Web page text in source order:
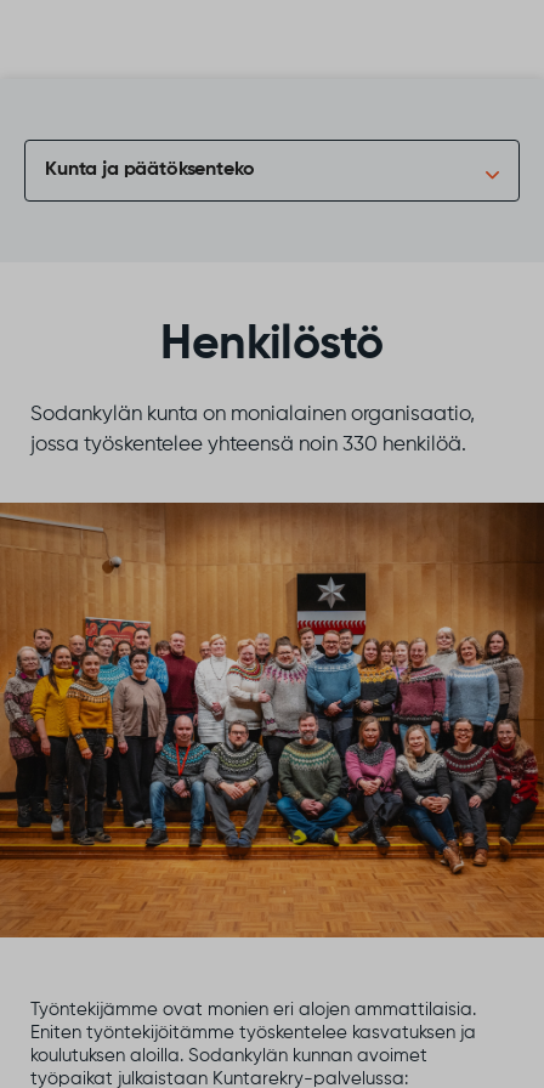
Kunta ja päätöksenteko
Henkilöstö
Sodankylän kunta on monialainen organisaatio,
jossa työskentelee yhteensä noin 330 henkilöä.
Työntekijämme ovat monien eri alojen ammattilaisia.
Eniten työntekijöitämme työskentelee kasvatuksen ja
koulutuksen aloilla. Sodankylän kunnan avoimet
työpaikat julkaistaan Kuntarekry-palvelussa: